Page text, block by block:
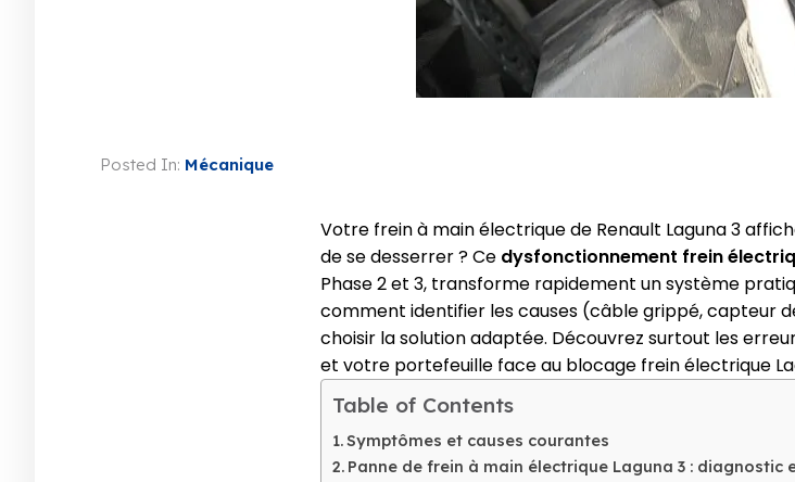
Posted In: Mécanique
Votre frein à main électrique de Renault Laguna 3
de se desserrer ? Ce dysfonctionnement frein
Phase 2 et 3, transforme rapidement un système
comment identifier les causes (câble grippé, capteur
choisir la solution adaptée. Découvrez surtout les
et votre portefeuille face au blocage frein électrique
Table of Contents
Symptômes et causes courantes
Panne de frein à main électrique Laguna 3 : diagnostic